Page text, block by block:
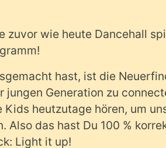
zuvor wie heute Dancehall
hast, ist die
jungen Generation zu
heutzutage hören, um
Also das hast Du 100 %
Light it up!